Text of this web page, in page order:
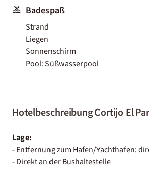
Badespaß
Strand
Liegen
Sonnenschirm
Pool: Süßwasserpool
Hotelbeschreibung Cortijo El
Lage:
- Entfernung zum Hafen/Yachthafen:
- Direkt an der Bushaltestelle